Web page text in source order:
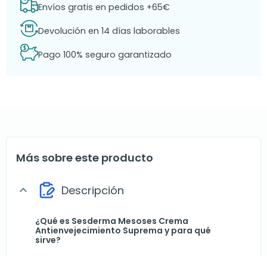
Envíos gratis en pedidos +65€
Devolución en 14 días laborables
Pago 100% seguro garantizado
Más sobre este producto
expand_more Descripción
¿Qué es Sesderma Mesoses Crema
Antienvejecimiento Suprema y para qué
sirve?